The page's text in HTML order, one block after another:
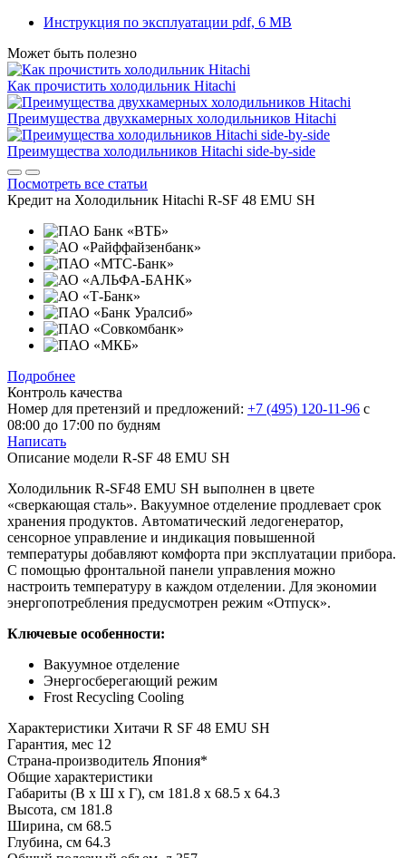
Инструкция по эксплуатации pdf, 6 MB
Может быть полезно
Как прочистить холодильник Hitachi
Преимущества двухкамерных холодильников Hitachi
Преимущества холодильников Hitachi side-by-side
Посмотреть все статьи
Кредит на Холодильник Hitachi R-SF 48 EMU SH
Подробнее
Контроль качества
Номер для претензий и предложений: +7 (495) 120-11-96 с
08:00 до 17:00 по будням
Написать
Описание модели R-SF 48 EMU SH
Холодильник R-SF48 EMU SH выполнен в цвете
«сверкающая сталь». Вакуумное отделение продлевает срок
хранения продуктов. Автоматический ледогенератор,
сенсорное управление и индикация повышенной
температуры добавляют комфорта при эксплуатации прибора.
С помощью фронтальной панели управления можно
настроить температуру в каждом отделении. Для экономии
энергопотребления предусмотрен режим «Отпуск».
Ключевые особенности:
Вакуумное отделение
Энергосберегающий режим
Frost Recycling Cooling
Характеристики Хитачи R SF 48 EMU SH
Гарантия, мес 12
Страна-производитель Япония*
Общие характеристики
Габариты (В х Ш х Г), см 181.8 х 68.5 х 64.3
Высота, см 181.8
Ширина, см 68.5
Глубина, см 64.3